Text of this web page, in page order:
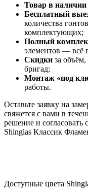
Товар в наличии
Бесплатный
количества
комплектующих;
Полный
элементов — всё
Скидки за
бригад;
Монтаж «под
работы.
Оставьте заявку на
свяжется с вами в
решение и согласовать
Shinglas Классик
Доступные цвета